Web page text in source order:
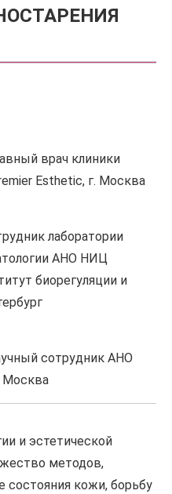
врач клиники
Esthetic, г. Москва
лаборатории
АНО НИЦ
биорегуляции и
сотрудник АНО
и эстетической
методов,
состояния кожи, борьбу